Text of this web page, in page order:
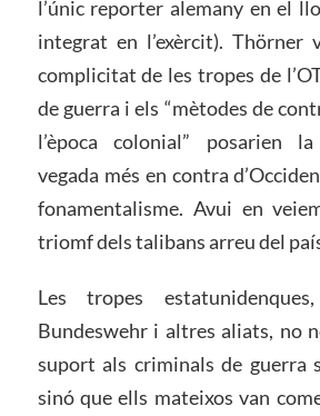
l’únic reporter alemany en el
integrat en l’exèrcit). Thörner
complicitat de les tropes de
de guerra i els “mètodes de
l’època colonial” posarien
vegada més en contra
fonamentalisme. Avui en
triomf dels talibans arreu del
Les tropes
Bundeswehr i altres aliats, no
suport als criminals de guerra
sinó que ells mateixos van